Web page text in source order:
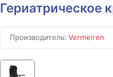
Гериатрическое
Производитель: Vermeiren